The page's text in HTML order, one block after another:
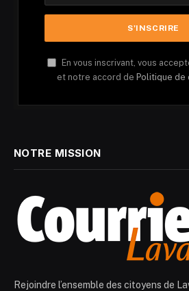
En vous inscrivant, vous
et notre accord de Politique de
NOTRE MISSION
Rejoindre l’ensemble des citoyens de